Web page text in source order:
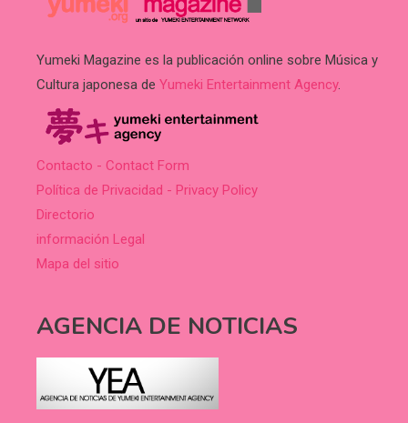
Yumeki Magazine es la publicación online sobre Música y
Cultura japonesa de Yumeki Entertainment Agency.
Contacto - Contact Form
Política de Privacidad - Privacy Policy
Directorio
información Legal
Mapa del sitio
AGENCIA DE NOTICIAS